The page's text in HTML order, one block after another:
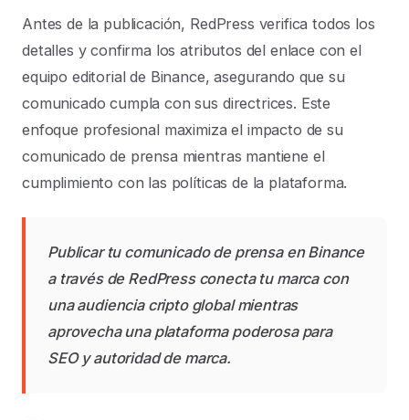
Antes de la publicación, RedPress verifica todos los
detalles y confirma los atributos del enlace con el
equipo editorial de Binance, asegurando que su
comunicado cumpla con sus directrices. Este
enfoque profesional maximiza el impacto de su
comunicado de prensa mientras mantiene el
cumplimiento con las políticas de la plataforma.
Publicar tu comunicado de prensa en Binance
a través de RedPress conecta tu marca con
una audiencia cripto global mientras
aprovecha una plataforma poderosa para
SEO y autoridad de marca.